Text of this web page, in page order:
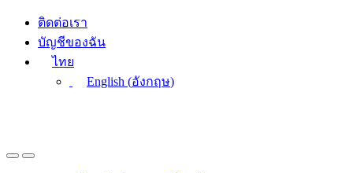
Skip
navigation
Skip
content
ติดต่อเรา
บัญชีของฉัน
ไทย
English (อังกฤษ)